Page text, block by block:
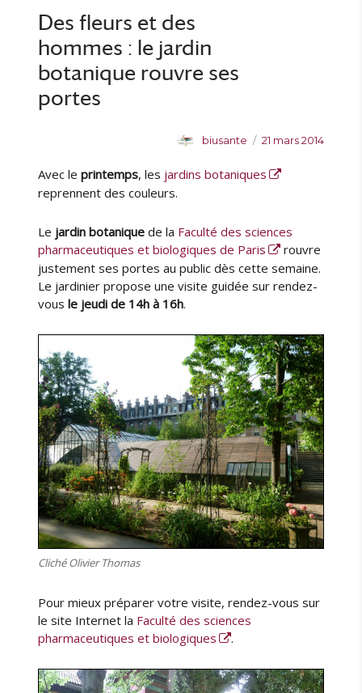
e
e
s
s
i
e
B
I
a
n
t
é
l
r
c
o
n
g
r
è
s
I
L
0
1
7
Des fleurs et des
hommes : le jardin
botanique rouvre ses
portes
A
t
biusante
P
b
e
21 mars 2014
Avec leprintemps, les jardins botaniques
reprennent des couleurs.
Le jardin botanique de la Faculté des sciences
pharmaceutiques et biologiques de Paris
rouvre
justement ses portes au public dès cette semaine.
Le jardinier propose une visite guidée sur rendez-
vousle jeudi de 14h à 16h.
Cliché Olivier Thomas
Pour mieux préparer votre visite, rendez-vous sur
le site Internet la Faculté des sciences
pharmaceutiques et biologiques
.